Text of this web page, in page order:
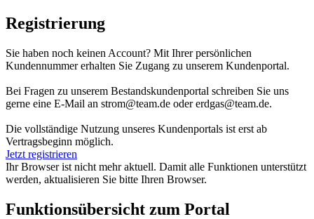
Registrierung
Sie haben noch keinen Account? Mit Ihrer persönlichen
Kundennummer erhalten Sie Zugang zu unserem Kundenportal.
Bei Fragen zu unserem Bestandskundenportal schreiben Sie uns
gerne eine E-Mail an strom@team.de oder erdgas@team.de.
Die vollständige Nutzung unseres Kundenportals ist erst ab
Vertragsbeginn möglich.
Jetzt registrieren
Ihr Browser ist nicht mehr aktuell. Damit alle Funktionen unterstützt
werden, aktualisieren Sie bitte Ihren Browser.
Funktionsübersicht zum Portal